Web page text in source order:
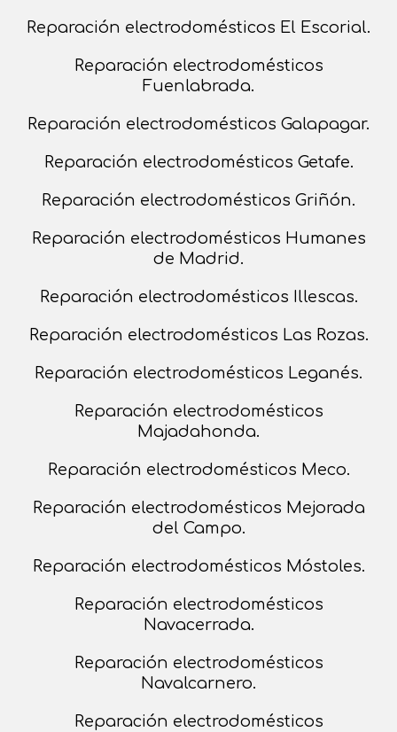
Reparación electrodomésticos El Escorial.
Reparación electrodomésticos
Fuenlabrada.
Reparación electrodomésticos Galapagar.
Reparación electrodomésticos Getafe.
Reparación electrodomésticos Griñón.
Reparación electrodomésticos Humanes
de Madrid.
Reparación electrodomésticos Illescas.
Reparación electrodomésticos Las Rozas.
Reparación electrodomésticos Leganés.
Reparación electrodomésticos
Majadahonda.
Reparación electrodomésticos Meco.
Reparación electrodomésticos Mejorada
del Campo.
Reparación electrodomésticos Móstoles.
Reparación electrodomésticos
Navacerrada.
Reparación electrodomésticos
Navalcarnero.
Reparación electrodomésticos